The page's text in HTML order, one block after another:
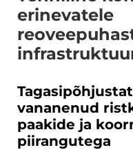
erinevatele
vananenud
paakide ja
piirangutega